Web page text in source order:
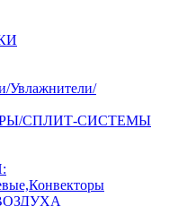
Увлажнители/
СПЛИТ-СИСТЕМЫ